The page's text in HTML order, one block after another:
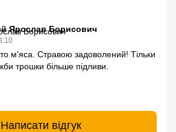
Ярослав Борисович
м'яса. Стравою задоволений! Тільки
трошки більше підливи.
Написати відгук